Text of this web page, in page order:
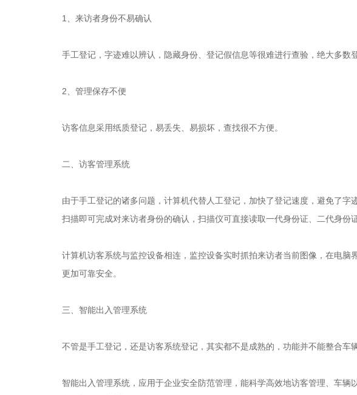
1、来访者身份不易确认
手工登记，字迹难以辨认，隐藏身份、登记假信息等很难进行查验，绝大多数
2、管理保存不便
访客信息采用纸质登记，易丢失、易损坏，查找很不方便。
二、访客管理系统
由于手工登记的诸多问题，计算机代替人工登记，加快了登记速度，避免了
扫描即可完成对来访者身份的确认，扫描仪可直接读取一代身份证、二代身份
计算机访客系统与监控设备相连，监控设备实时抓拍来访者当前图像，在电
更加可靠安全。
三、智能出入管理系统
不管是手工登记，还是访客系统登记，其实都不是成熟的，功能并不能整合车
智能出入管理系统，应用于企业安全防范管理，能科学高效地访客管理、车